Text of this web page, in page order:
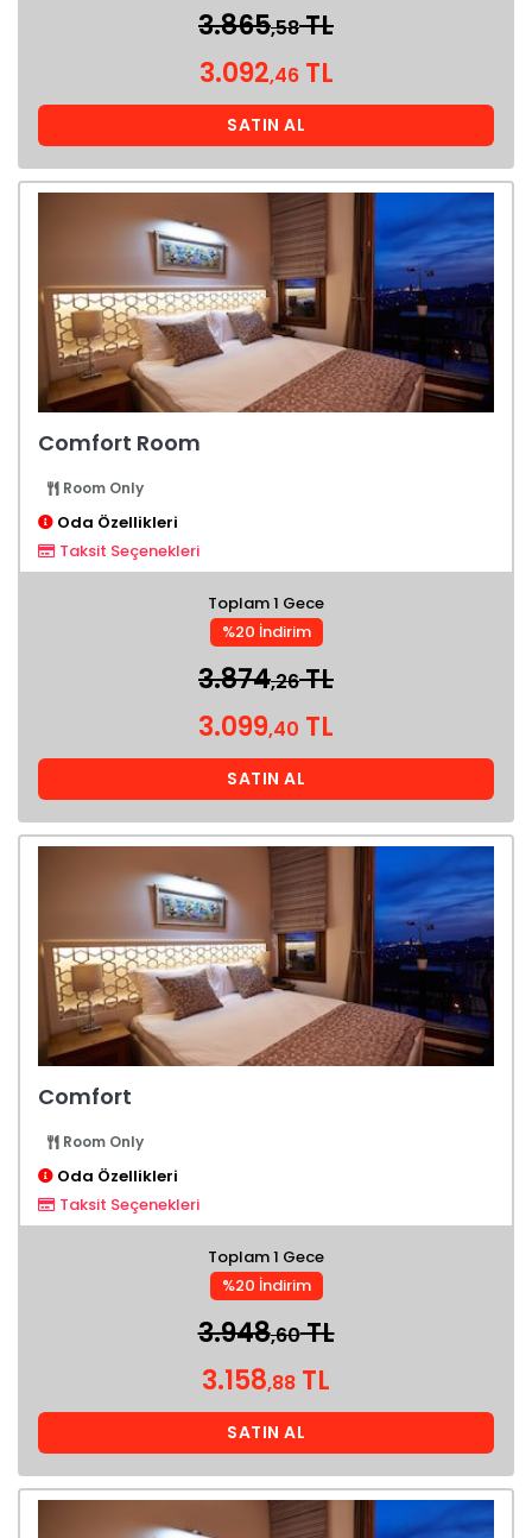
3.865,58TL
3.092,46TL
SATIN AL
Comfort Room
Room Only
Oda Özellikleri
Taksit Seçenekleri
Toplam 1 Gece
%20 İndirim
3.874,26TL
3.099,40 TL
SATIN AL
Comfort
Room Only
Oda Özellikleri
Taksit Seçenekleri
Toplam 1 Gece
%20 İndirim
3.948,60TL
3.158,88 TL
SATIN AL